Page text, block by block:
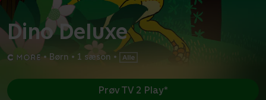
Dino Deluxe
• Børn • 1 sæson •
Prøv TV 2 Play*